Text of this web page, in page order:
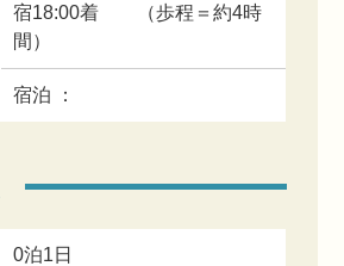
宿18:00着 （歩程＝約4時
間）
宿泊 ：
0泊1日